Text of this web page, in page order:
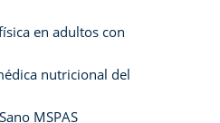
en adultos con
nutricional del
MSPAS